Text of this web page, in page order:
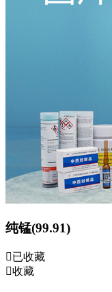
纯锰(99.91)
已收藏
收藏